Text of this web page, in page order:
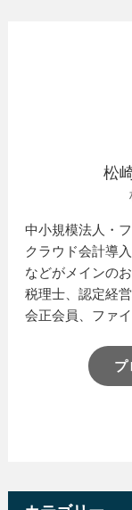
松
中小規模法人・
クラウド会計導
などがメインのお
税理士、認定経
会正会員、ファ
プ